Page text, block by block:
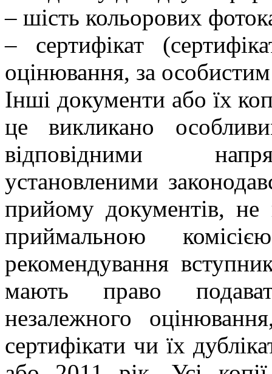
– шість кольорових
– сертифікат
оцінювання, за
Інші документи або їх
це викликано
відповідними
установленими
прийому документів, не
приймальною
рекомендування
мають право
незалежного
сертифікати чи їх